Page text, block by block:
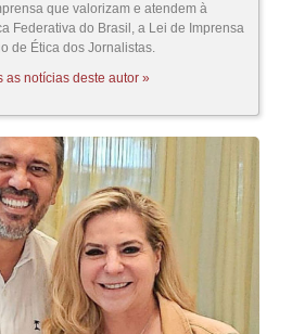
que valorizam e atendem à
Federativa do Brasil, a Lei de Imprensa
de Ética dos Jornalistas.
as notícias deste autor »